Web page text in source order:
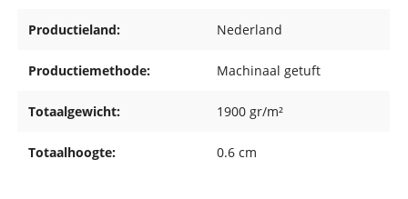
Productieland: Nederland
Productiemethode: Machinaal getuft
Totaalgewicht: 1900 gr/m²
Totaalhoogte: 0.6 cm